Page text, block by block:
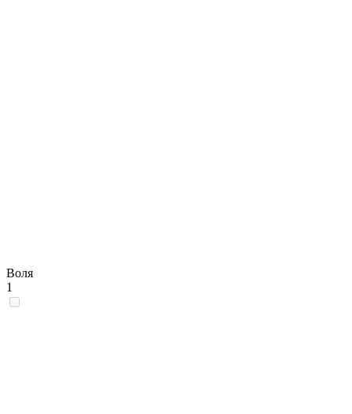
Воля
1